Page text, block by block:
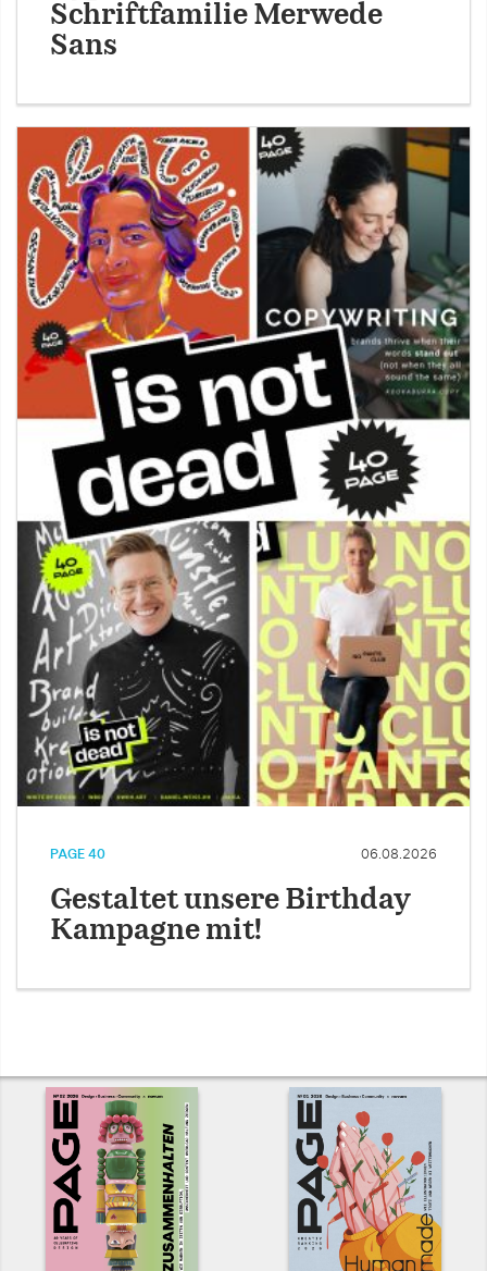
Schriftfamilie Merwede
Sans
PAGE 40 06.08.2026
Gestaltet unsere Birthday
Kampagne mit!